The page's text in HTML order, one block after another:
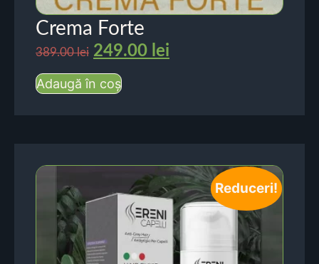
Crema Forte
389.00lei 249.00 lei
Adaugă în coș
Reduceri!